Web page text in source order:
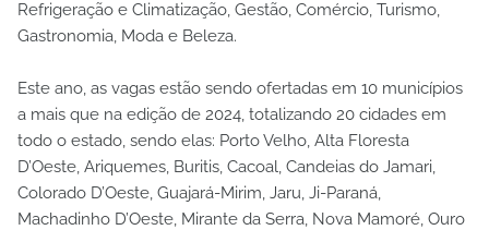
Refrigeração e Climatização, Gestão, Comércio, Turismo,
Gastronomia, Moda e Beleza.
Este ano, as vagas estão sendo ofertadas em 10 municípios
a mais que na edição de 2024, totalizando 20 cidades em
todo o estado, sendo elas: Porto Velho, Alta Floresta
D’Oeste, Ariquemes, Buritis, Cacoal, Candeias do Jamari,
Colorado D’Oeste, Guajará-Mirim, Jaru, Ji-Paraná,
Machadinho D’Oeste, Mirante da Serra, Nova Mamoré, Ouro